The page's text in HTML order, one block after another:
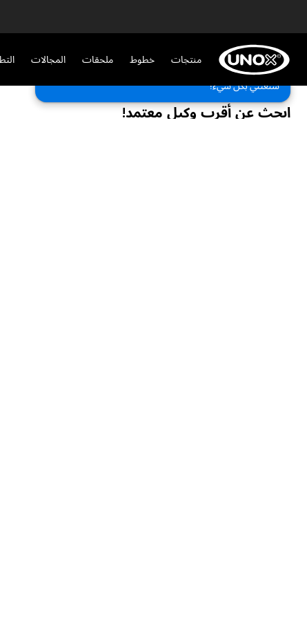
منتجات خطوط ملحقات المجالات
ابحث عن أقرب وكيل معتمد!
احجز تجربتك المجانية!
جرب فرنًا جديدًا مجانًا في مقرك أو لدى الوكيل المحلي.
سنعتني بكل شيء!